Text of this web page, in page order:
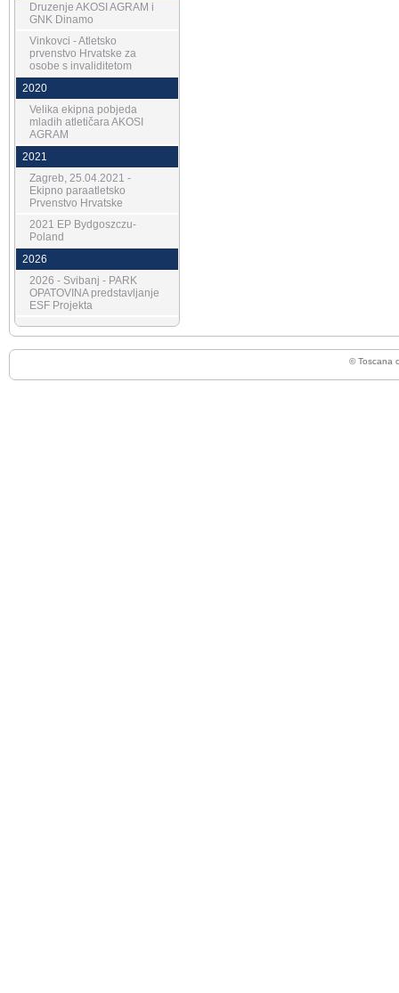
Druzenje AKOSI AGRAM i
GNK Dinamo
Vinkovci - Atletsko
prvenstvo Hrvatske za
osobe s invaliditetom
2020
Velika ekipna pobjeda
mladih atletičara AKOSI
AGRAM
2021
Zagreb, 25.04.2021 -
Ekipno paraatletsko
Prvenstvo Hrvatske
2021 EP Bydgoszczu-
Poland
2026
2026 - Svibanj - PARK
OPATOVINA predstavljanje
ESF Projekta
© Toscana